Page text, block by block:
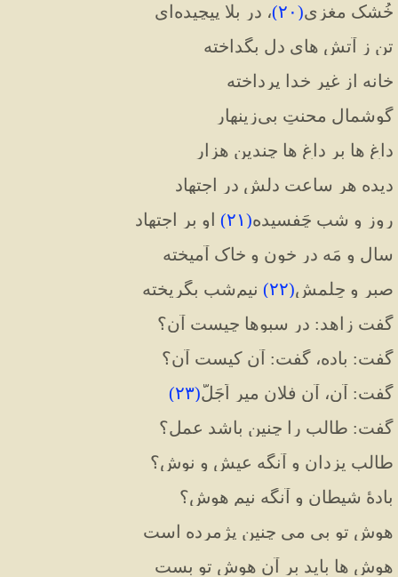
خُشک مغزی(۲۰)، در بلا پیچیده‌ای
تن ز آتش های دل بگداخته
خانه از غیرِ خدا پرداخته
گوشمالِ محنتِ بی‌زینهار
داغ ها بر داغ ها چندین هزار
دیده هر ساعت دلش در اجتهاد
روز و شب چَفسیده(۲۱) او بر اجتهاد
سال و مَه در خون و خاک آمیخته
صبر و حِلمش(۲۲) نیم‌شب بگریخته
گفت زاهد: در سبوها چیست آن؟
گفت: باده، گفت: آنِ کیست آن؟
گفت: آن، آنِ فلان میرِ اَجَلّ(۲۳)
گفت: طالب را چنین باشد عمل؟
طالبِ یزدان و آنگه عیش و نوش؟
بادهٔ شیطان و آنگه نیم هوش؟
هوشِ تو بی می چنین پژمرده است
هوش ها باید بر آن هوشِ تو بست